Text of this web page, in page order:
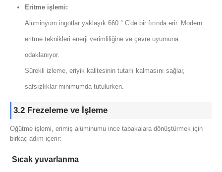
Eritme işlemi:
Alüminyum ingotlar yaklaşık 660 ° C'de bir fırında erir. Modern
eritme teknikleri enerji verimliliğine ve çevre uyumuna
odaklanıyor.
Sürekli izleme, eriyik kalitesinin tutarlı kalmasını sağlar,
safsızlıklar minimumda tutulurken.
3.2 Frezeleme ve İşleme
Öğütme işlemi, erimiş alüminumu ince tabakalara dönüştürmek için
birkaç adım içerir:
Sıcak yuvarlanma